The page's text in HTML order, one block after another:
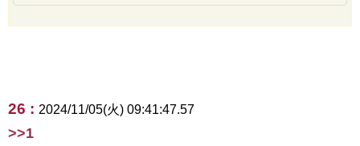
26 : 2024/11/05(火) 09:41:47.57
>>1